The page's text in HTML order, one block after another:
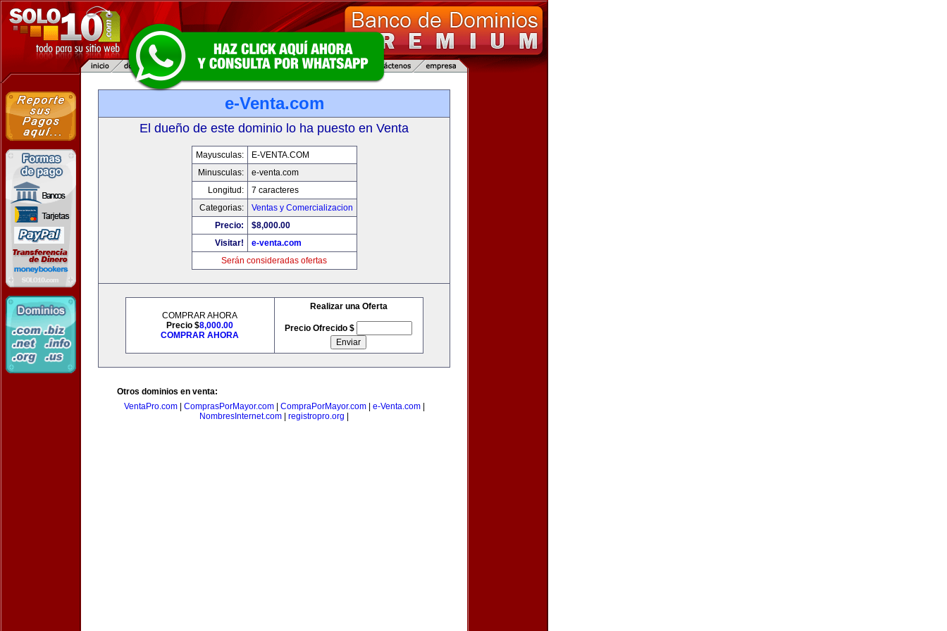
e-Venta.com
El dueño de este dominio lo ha puesto en Venta
Mayusculas:
E-VENTA.COM
Minusculas:
e-venta.com
Longitud:
7 caracteres
Categorias:
Ventas y Comercializacion
Precio:
$8,000.00
Visitar!
e-venta.com
Serán consideradas ofertas
COMPRAR AHORA
Precio $8,000.00
COMPRAR AHORA
Realizar una Oferta
Precio Ofrecido $
Otros dominios en venta:
VentaPro.com| ComprasPorMayor.com| CompraPorMayor.com| e-Venta.com|
NombresInternet.com
registropro.org